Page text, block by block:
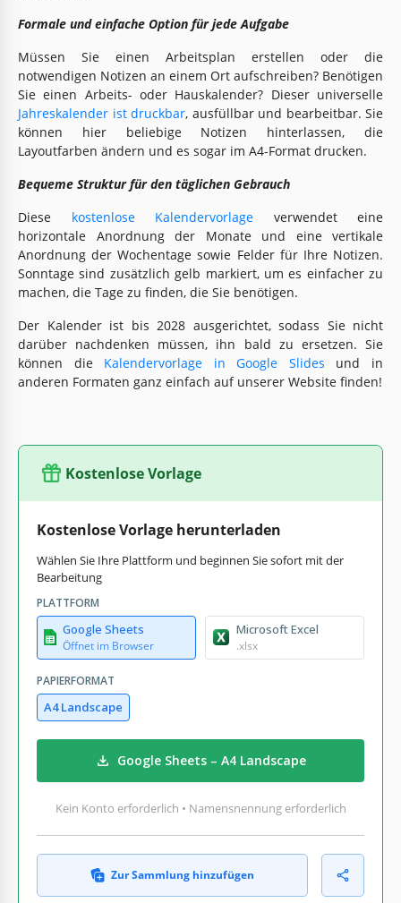
Formale und einfache Option für jede Aufgabe
Müssen Sie einen Arbeitsplan erstellen oder die
notwendigen Notizen an einem Ort aufschreiben? Benötigen
Sie einen Arbeits- oder Hauskalender? Dieser universelle
Jahreskalender ist druckbar, ausfüllbar und bearbeitbar. Sie
können hier beliebige Notizen hinterlassen, die
Layoutfarben ändern und es sogar im A4-Format drucken.
Bequeme Struktur für den täglichen Gebrauch
Diese kostenlose Kalendervorlage verwendet eine
horizontale Anordnung der Monate und eine vertikale
Anordnung der Wochentage sowie Felder für Ihre Notizen.
Sonntage sind zusätzlich gelb markiert, um es einfacher zu
machen, die Tage zu finden, die Sie benötigen.
Der Kalender ist bis 2028 ausgerichtet, sodass Sie nicht
darüber nachdenken müssen, ihn bald zu ersetzen. Sie
können die Kalendervorlage in Google Slides und in
anderen Formaten ganz einfach auf unserer Website finden!
Kostenlose Vorlage
Kostenlose Vorlage herunterladen
Wählen Sie Ihre Plattform und beginnen Sie sofort mit der
Bearbeitung
PLATTFORM
Google Sheets
Öffnet im Browser
Microsoft Excel
.xlsx
PAPIERFORMAT
A4 Landscape
Google Sheets – A4 Landscape
Kein Konto erforderlich • Namensnennung erforderlich
Zur Sammlung hinzufügen